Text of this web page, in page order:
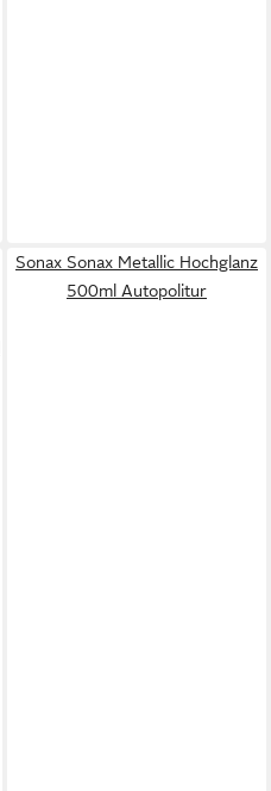
Sonax Sonax Metallic Hochglanz
500ml Autopolitur